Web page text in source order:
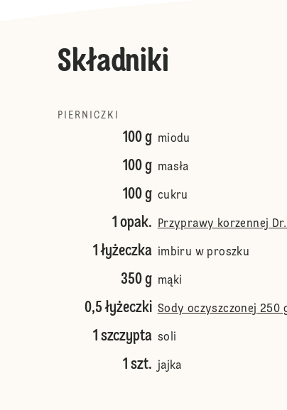
Składniki
PIERNICZKI
100 g miodu
100 g masła
100 g cukru
1 opak. Przyprawy korzennej
1 łyżeczka imbiru w proszku
350 g mąki
0,5 łyżeczki Sody oczyszczonej 250
1 szczypta soli
1 szt. jajka